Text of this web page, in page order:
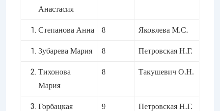
Анастасия
Степанова Анна 8 Яковлева М.С.
Зубарева Мария 8 Петровская Н.Г.
Тихонова
Мария
8 Такушевич О.Н.
Горбацкая
9 Петровская Н.Г.